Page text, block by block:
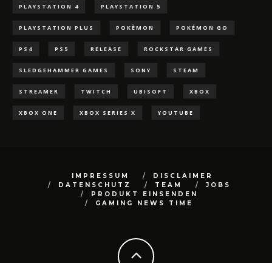
PLAYSTATION 4 PLAYSTATION 5
PLAYSTATION PLUS POKÈMON POKÉMON GO
PS4 PS5 RELEASE ROCKSTAR GAMES
SLEDGEHAMMER GAMES SONY STEAM
STREAMER TWITCH UBISOFT XBOX
XBOX ONE XBOX SERIES X YOUTUBE
IMPRESSUM
DISCLAIMER
DATENSCHUTZ
TEAM
JOBS
PRODUKT EINSENDEN
GAMING NEWS TIME